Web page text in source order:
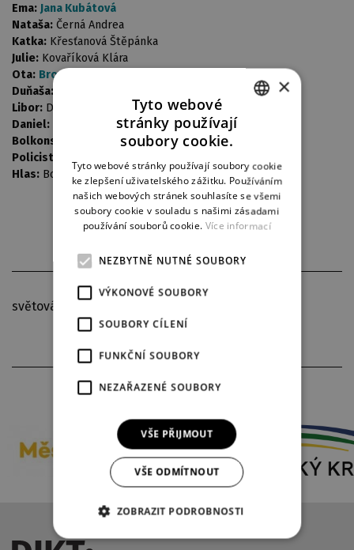
Ema: Jana Kubátová
Nataša: Černá Andrea
Katka: Křesťanová Štěpánka
Julie: Kovaříková Klára
Ota: Bronislav Kotiš
Duňaša:
Libor: Dubnička Vilém
Daniel:
Michal Štěrba
Bolkonskij:
Martin Stránský
Policista:
Hlas: Bohdalová Jiřina j.h.
světová premiéra
PARTNEŘI DIVADLA
GERMAN
×
Tyto webové
stránky používají
soubory cookie.
Tyto webové stránky používají soubory cookie
ke zlepšení uživatelského zážitku. Používáním
našich webových stránek souhlasíte se všemi
soubory cookie v souladu s našimi zásadami
používání souborů cookie. Více informací
NEZBYTNĚ NUTNÉ SOUBORY
VÝKONOVÉ SOUBORY
SOUBORY CÍLENÍ
FUNKČNÍ SOUBORY
NEZAŘAZENÉ SOUBORY
VŠE PŘIJMOUT
VŠE ODMÍTNOUT
ZOBRAZIT PODROBNOSTI